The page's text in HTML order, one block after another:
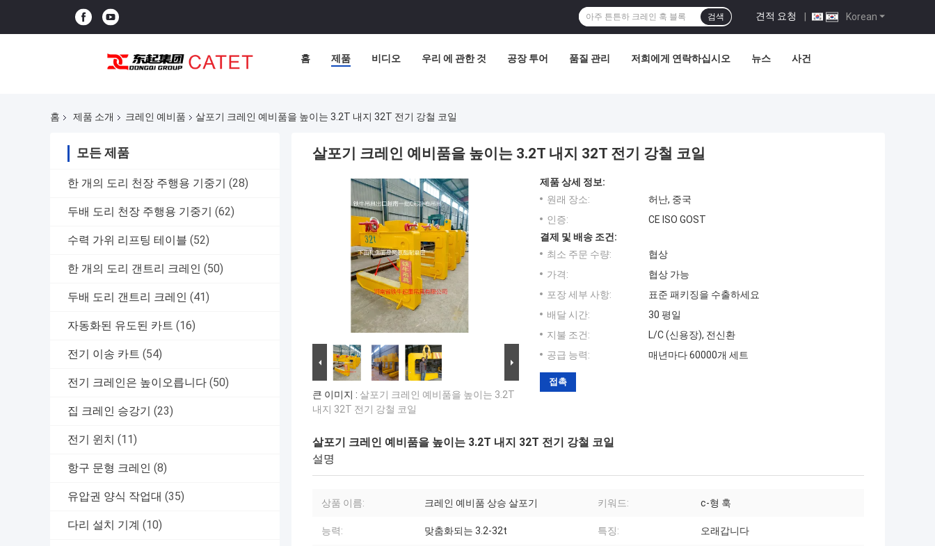
Korean
견적 요청 |
검색
홈 제품 비디오 우리 에 관한 것 공장 투어 품질 관리 저희에게 연락하십시오 뉴스 사건
홈 제품 소개 크레인 예비품 살포기 크레인 예비품을 높이는 3.2T 내지 32T 전기 강철 코일
모든 제품
한 개의 도리 천장 주행용 기중기 (28)
두배 도리 천장 주행용 기중기 (62)
수력 가위 리프팅 테이블 (52)
한 개의 도리 갠트리 크레인 (50)
두배 도리 갠트리 크레인 (41)
자동화된 유도된 카트 (16)
전기 이송 카트 (54)
전기 크레인은 높이오릅니다 (50)
집 크레인 승강기 (23)
전기 윈치 (11)
항구 문형 크레인 (8)
유압권 양식 작업대 (35)
다리 설치 기계 (10)
살포기 크레인 예비품을 높이는 3.2T 내지 32T 전기 강철 코일
큰 이미지 : 살포기 크레인 예비품을 높이는 3.2T
내지 32T 전기 강철 코일
제품 상세 정보:
원래 장소:
허난, 중국
인증:
CE ISO GOST
결제 및 배송 조건:
최소 주문 수량:
협상
가격:
협상 가능
포장 세부 사항:
표준 패키징을 수출하세요
배달 시간:
30 평일
지불 조건:
L/C (신용장), 전신환
공급 능력:
매년마다 60000개 세트
접촉
살포기 크레인 예비품을 높이는 3.2T 내지 32T 전기 강철 코일
설명
상품 이름: 크레인 예비품 상승 살포기 키워드: c-형 훅
능력: 맞춤화되는 3.2-32t 특징: 오래갑니다